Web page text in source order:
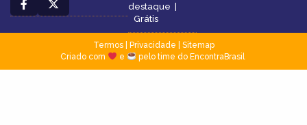
destaque |
Grátis
Termos| Privacidade
Sitemap
Criado com
e pelo time do EncontraBrasil